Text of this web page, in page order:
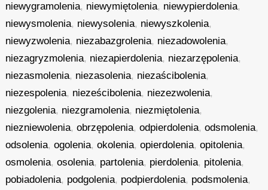
niewygramolenia, niewymiętolenia, niewypierdolenia,
niewysmolenia, niewysolenia, niewyszkolenia,
niewyzwolenia, niezabazgrolenia, niezadowolenia,
niezagryzmolenia, niezapierdolenia, niezarzępolenia,
niezasmolenia, niezasolenia, niezaścibolenia,
niezespolenia, nieześcibolenia, niezezwolenia,
niezgolenia, niezgramolenia, niezmiętolenia,
niezniewolenia,obrzępolenia,odpierdolenia,odsmolenia,
odsolenia,ogolenia,okolenia,opierdolenia,opitolenia,
osmolenia,osolenia, partolenia, pierdolenia, pitolenia,
pobiadolenia, podgolenia, podpierdolenia, podsmolenia,